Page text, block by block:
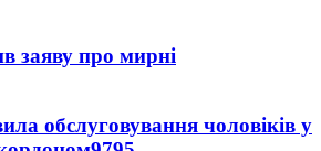
заяву про мирні
обслуговування чоловіків у